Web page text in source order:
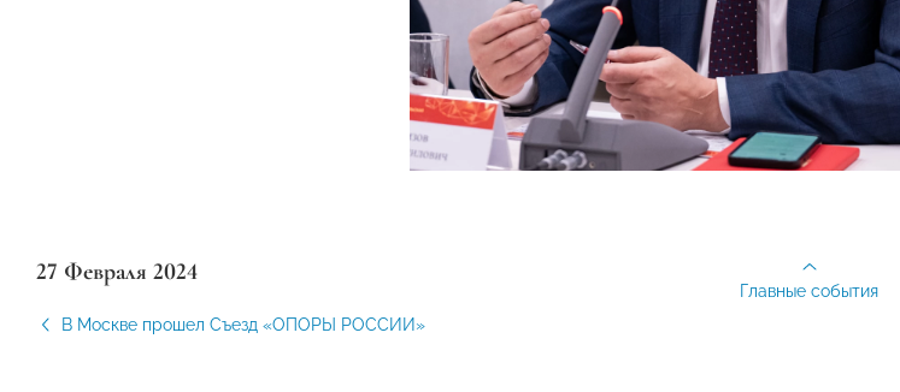
27 Февраля 2024
В Москве прошел Съезд «ОПОРЫ РОССИИ»
Главные события